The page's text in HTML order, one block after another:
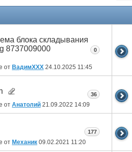
блока складывания
8737009000
от ВадимХХХ 24.10.2025 11:45
0
от Анатолий 21.09.2022 14:09
36
от Механик 09.02.2021 11:20
177